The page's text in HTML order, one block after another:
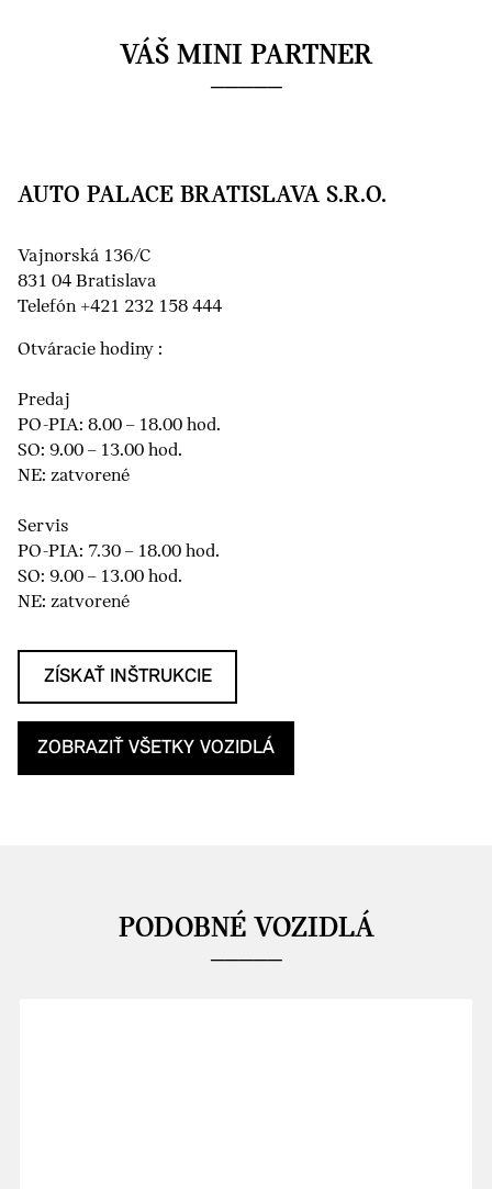
VÁŠ MINI PARTNER
AUTO PALACE BRATISLAVA S.R.O.
Vajnorská 136/C
831 04 Bratislava
Telefón +421 232 158 444
Otváracie hodiny :
Predaj
PO-PIA: 8.00 – 18.00 hod.
SO: 9.00 – 13.00 hod.
NE: zatvorené
Servis
PO-PIA: 7.30 – 18.00 hod.
SO: 9.00 – 13.00 hod.
NE: zatvorené
ZÍSKAŤ INŠTRUKCIE
ZOBRAZIŤ VŠETKY VOZIDLÁ
PODOBNÉ VOZIDLÁ